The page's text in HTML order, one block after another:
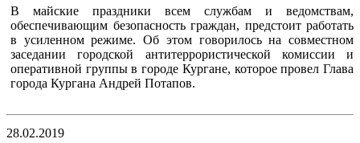
В майские праздники всем службам и ведомствам,
обеспечивающим безопасность граждан, предстоит работать
в усиленном режиме. Об этом говорилось на совместном
заседании городской антитеррористической комиссии и
оперативной группы в городе Кургане, которое провел Глава
города Кургана Андрей Потапов.
28.02.2019